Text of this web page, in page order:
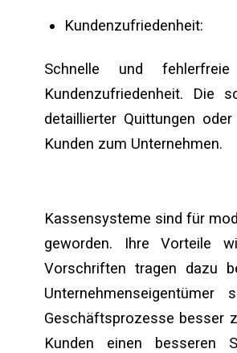
Kundenzufriedenheit:
Schnelle und
Kundenzufriedenheit. Die
detaillierter Quittungen
Kunden zum Unternehmen.
Kassensysteme sind für
geworden. Ihre Vorteile
Vorschriften tragen dazu
Geschäftsprozesse besser
Kunden einen besseren